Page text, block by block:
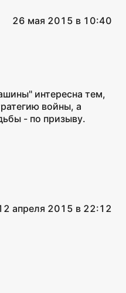
26 мая 2015 в 10:40
интересна тем,
войны, а
- по призыву.
апреля 2015 в 22:12